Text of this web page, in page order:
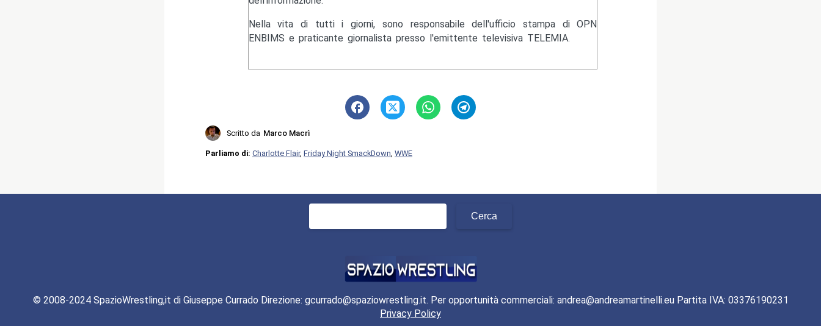
Nella vita di tutti i giorni, sono responsabile dell'ufficio stampa di OPN
ENBIMS e praticante giornalista presso l'emittente televisiva TELEMIA.
Scritto da Marco Macrì
Parliamo di: Charlotte Flair, Friday Night SmackDown, WWE
Ricerca
© 2008-2024 SpazioWrestling,it di Giuseppe Currado Direzione: gcurrado@spaziowrestling.it. Per opportunità commerciali: andrea@andreamartinelli.eu Partita IVA: 03376190231
Privacy Policy